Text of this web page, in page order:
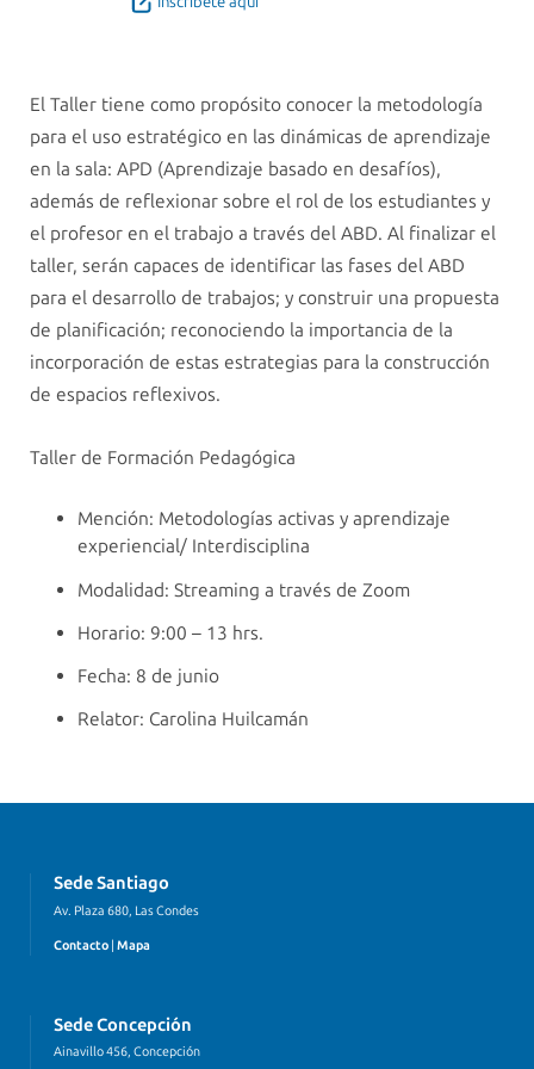
El Taller tiene como propósito conocer la metodología
para el uso estratégico en las dinámicas de aprendizaje
en la sala: APD (Aprendizaje basado en desafíos),
además de reflexionar sobre el rol de los estudiantes y
el profesor en el trabajo a través del ABD. Al finalizar el
taller, serán capaces de identificar las fases del ABD
para el desarrollo de trabajos; y construir una propuesta
de planificación; reconociendo la importancia de la
incorporación de estas estrategias para la construcción
de espacios reflexivos.
Taller de Formación Pedagógica
Mención: Metodologías activas y aprendizaje
experiencial/ Interdisciplina
Modalidad: Streaming a través de Zoom
Horario: 9:00 – 13 hrs.
Fecha: 8 de junio
Relator: Carolina Huilcamán
Sede Santiago
Av. Plaza 680, Las Condes
Contacto | Mapa
Sede Concepción
Ainavillo 456, Concepción